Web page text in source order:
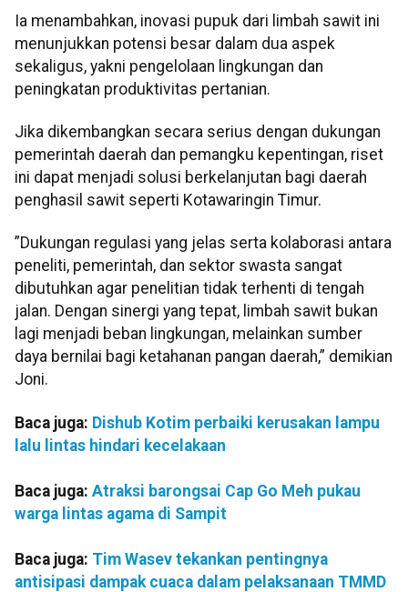
Ia menambahkan, inovasi pupuk dari limbah sawit ini
menunjukkan potensi besar dalam dua aspek
sekaligus, yakni pengelolaan lingkungan dan
peningkatan produktivitas pertanian.
Jika dikembangkan secara serius dengan dukungan
pemerintah daerah dan pemangku kepentingan, riset
ini dapat menjadi solusi berkelanjutan bagi daerah
penghasil sawit seperti Kotawaringin Timur.
”Dukungan regulasi yang jelas serta kolaborasi antara
peneliti, pemerintah, dan sektor swasta sangat
dibutuhkan agar penelitian tidak terhenti di tengah
jalan. Dengan sinergi yang tepat, limbah sawit bukan
lagi menjadi beban lingkungan, melainkan sumber
daya bernilai bagi ketahanan pangan daerah,” demikian
Joni.
Baca juga: Dishub Kotim perbaiki kerusakan lampu
lalu lintas hindari kecelakaan
Baca juga: Atraksi barongsai Cap Go Meh pukau
warga lintas agama di Sampit
Baca juga: Tim Wasev tekankan pentingnya
antisipasi dampak cuaca dalam pelaksanaan TMMD